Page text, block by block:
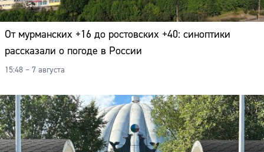
От мурманских +16 до ростовских +40: синоптики
рассказали о погоде в России
15:48 – 7 августа